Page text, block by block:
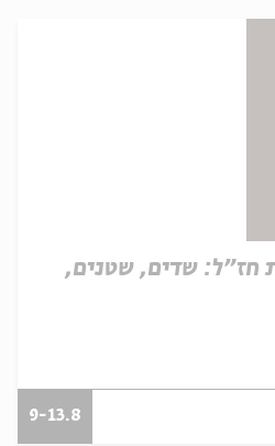
חז"ל: שדים, שטנים,
9-13.8